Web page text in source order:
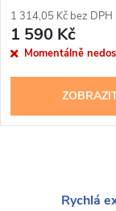
1 314,05 Kč bez DPH
1 590 Kč
Momentálně
Rychlá